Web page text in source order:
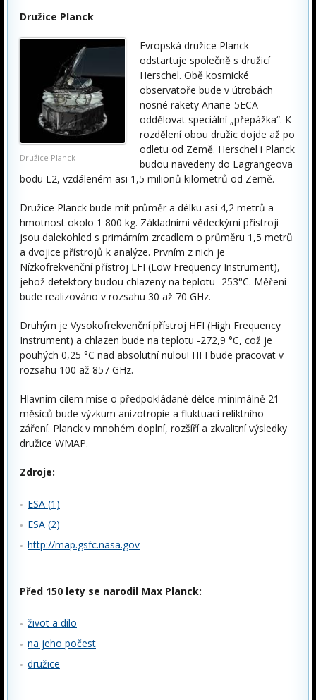
Družice Planck
Družice Planck
Evropská družice Planck
odstartuje společně s družicí
Herschel. Obě kosmické
observatoře bude v útrobách
nosné rakety Ariane-5ECA
oddělovat speciální „přepážka“. K
rozdělení obou družic dojde až po
odletu od Země. Herschel i Planck
budou navedeny do Lagrangeova
bodu L2, vzdáleném asi 1,5 milionů kilometrů od Země.
Družice Planck bude mít průměr a délku asi 4,2 metrů a
hmotnost okolo 1 800 kg. Základními vědeckými přístroji
jsou dalekohled s primárním zrcadlem o průměru 1,5 metrů
a dvojice přístrojů k analýze. Prvním z nich je
Nízkofrekvenční přístroj LFI (Low Frequency Instrument),
jehož detektory budou chlazeny na teplotu -253°C. Měření
bude realizováno v rozsahu 30 až 70 GHz.
Druhým je Vysokofrekvenční přístroj HFI (High Frequency
Instrument) a chlazen bude na teplotu -272,9 °C, což je
pouhých 0,25 °C nad absolutní nulou! HFI bude pracovat v
rozsahu 100 až 857 GHz.
Hlavním cílem mise o předpokládané délce minimálně 21
měsíců bude výzkum anizotropie a fluktuací reliktního
záření. Planck v mnohém doplní, rozšíří a zkvalitní výsledky
družice WMAP.
Zdroje:
ESA (1)
ESA (2)
http://map.gsfc.nasa.gov
Před 150 lety se narodil Max Planck:
život a dílo
na jeho počest
družice